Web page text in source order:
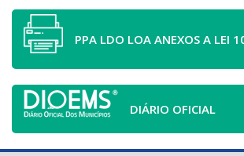
PPA LDO LOA ANEXOS A LEI
DIÁRIO OFICIAL